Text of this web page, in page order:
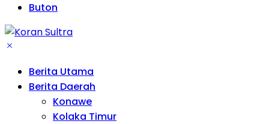
Buton
Berita Utama
Berita Daerah
Konawe
Kolaka Timur